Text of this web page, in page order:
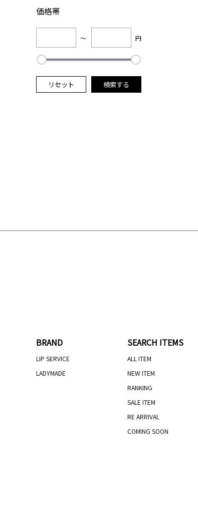
価格帯
～ 円
リセット 検索する
BRAND
LIP SERVICE
LADYMADE
SEARCH ITEMS
ALL ITEM
NEW ITEM
RANKING
SALE ITEM
RE ARRIVAL
COMING SOON